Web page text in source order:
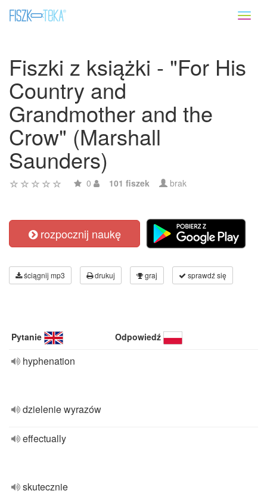
Fiszki z książki - "For His
Country and
Grandmother and the
Crow" (Marshall
Saunders)
0 101 fiszek brak
rozpocznij naukę
ściągnij mp3 drukuj graj sprawdź się
Pytanie Odpowiedź
hyphenation
dzielenie wyrazów
effectually
skutecznie